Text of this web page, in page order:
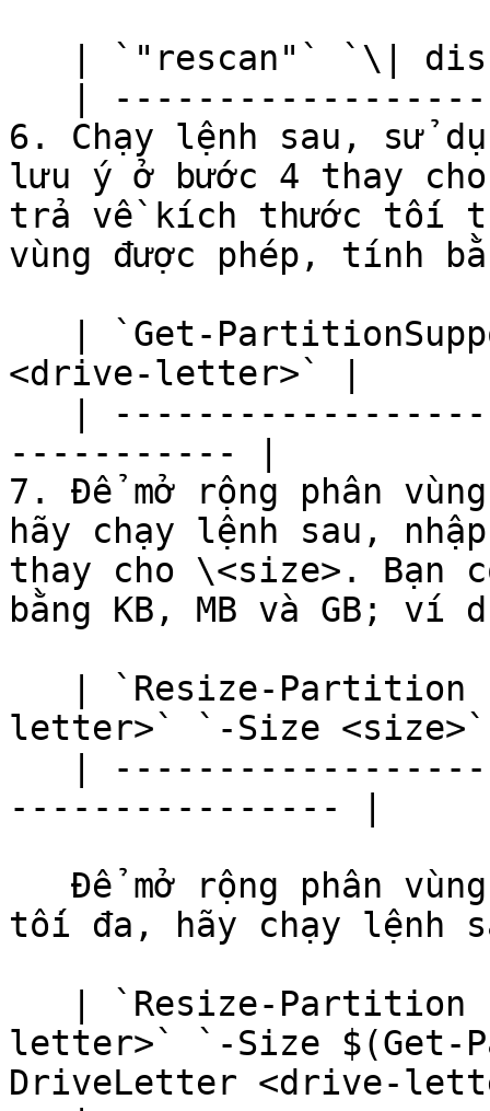
6. Chạy lệnh sau, sử
lưu ý ở bước 4 thay
trả về kích thước tối
vùng được phép, tính
<drive-letter>` |
----------- |
7. Để mở rộng phân
hãy chạy lệnh sau,
thay cho \<size>. Bạn
bằng KB, MB và GB; ví
letter>` `-Size
---------------- |
tối đa, hãy chạy lệnh
letter>` `-Size $(Get-
DriveLetter <drive-